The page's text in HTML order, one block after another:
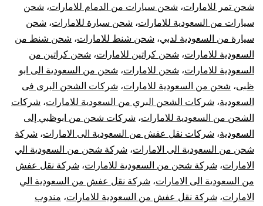
شركات
نقل
العفش
من
السعودية
للامارات
شحن تمر للامارات، شحن سيارات من الدمام للامارات، شحن
سيارات من السعودية للامارات، شحن سيارة للامارات، شحن
سيارة من السعودية لدبي، شحن شنط للامارات، شحن شنط من
السعودية للامارات، شحن كراتين للامارات، شحن كراتين من
السعودية للامارات، شحن للامارات، شحن من السعودية الى ابو
ظبى، شحن من السعودية للامارات، شركات الشحن البرى فى
السعودية، شركات الشحن البري من السعودية للامارات، شركات
الشحن من السعودية للامارات، شركات شحن من ابوظبي إلى
السعودية، شركات نقل عفش من السعودية الى الامارات، شركة
شحن من السعودية الى الامارات، شركة شحن من السعودية الي
الامارات، شركة شحن من السعودية للامارات، شركة نقل عفش
من السعودية الى الامارات، شركة نقل عفش من السعودية الي
الامارات، شركة نقل عفش من السعودية للامارات، مندوب